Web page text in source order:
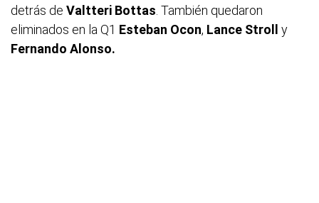
detrás de Valtteri Bottas. También quedaron
eliminados en la Q1 Esteban Ocon, Lance Stroll y
Fernando Alonso.